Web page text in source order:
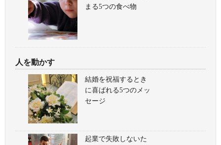
まる5つの食べ物
人を動かす
結婚を祝福するとき
に喜ばれる5つのメッ
セージ
起業で失敗しないた